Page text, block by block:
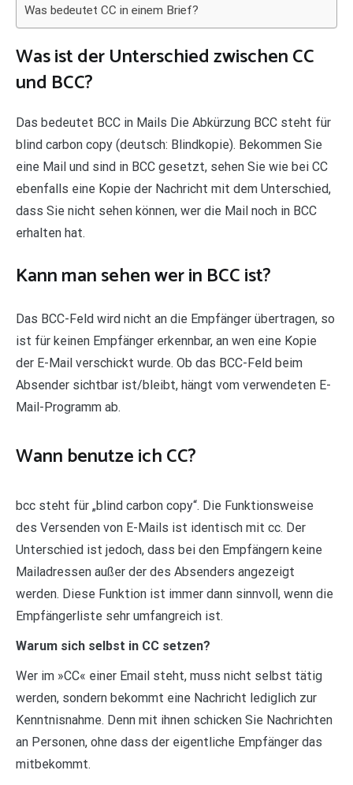
Was bedeutet CC in einem Brief?
Was ist der Unterschied zwischen CC
und BCC?
Das bedeutet BCC in Mails Die Abkürzung BCC steht für
blind carbon copy (deutsch: Blindkopie). Bekommen Sie
eine Mail und sind in BCC gesetzt, sehen Sie wie bei CC
ebenfalls eine Kopie der Nachricht mit dem Unterschied,
dass Sie nicht sehen können, wer die Mail noch in BCC
erhalten hat.
Kann man sehen wer in BCC ist?
Das BCC-Feld wird nicht an die Empfänger übertragen, so
ist für keinen Empfänger erkennbar, an wen eine Kopie
der E-Mail verschickt wurde. Ob das BCC-Feld beim
Absender sichtbar ist/bleibt, hängt vom verwendeten E-
Mail-Programm ab.
Wann benutze ich CC?
bcc steht für „blind carbon copy“. Die Funktionsweise
des Versenden von E-Mails ist identisch mit cc. Der
Unterschied ist jedoch, dass bei den Empfängern keine
Mailadressen außer der des Absenders angezeigt
werden. Diese Funktion ist immer dann sinnvoll, wenn die
Empfängerliste sehr umfangreich ist.
Warum sich selbst in CC setzen?
Wer im »CC« einer Email steht, muss nicht selbst tätig
werden, sondern bekommt eine Nachricht lediglich zur
Kenntnisnahme. Denn mit ihnen schicken Sie Nachrichten
an Personen, ohne dass der eigentliche Empfänger das
mitbekommt.